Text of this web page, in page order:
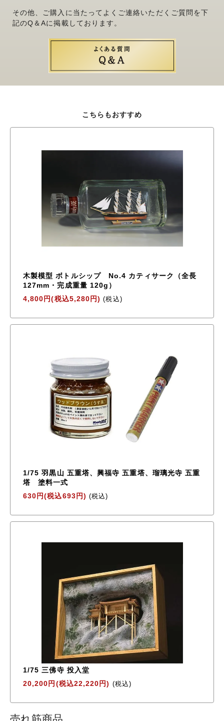
その他、ご購入に当たってよくご連絡いただくご質問を下
記のQ＆Aに掲載しております。
こちらもおすすめ
木製模型 ボトルシップ No.4 カティサーク（全長
127mm・完成重量 120g）
4,800円(税込5,280円)(税込)
1/75 羽黒山 五重塔、興福寺 五重塔、瑠璃光寺 五重
塔 塗料一式
630円(税込693円)(税込)
1/75 三佛寺 投入堂
20,200円(税込22,220円) (税込)
売れ筋商品